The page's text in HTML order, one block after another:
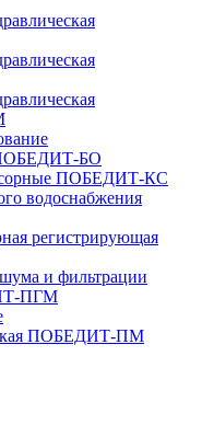
ПОБЕДИТ‑КС
водоснабжения
регистрирующая
и фильтрации
ПГМ
ПОБЕДИТ‑ПМ